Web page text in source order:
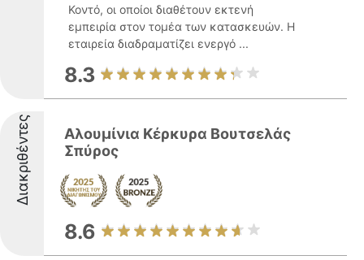
Κοντό, οι οποίοι διαθέτουν εκτενή
εμπειρία στον τομέα των κατασκευών. Η
εταιρεία διαδραματίζει ενεργό ...
8.3
Διακριθέντες
Αλουμίνια Κέρκυρα Βουτσελάς
Σπύρος
8.6